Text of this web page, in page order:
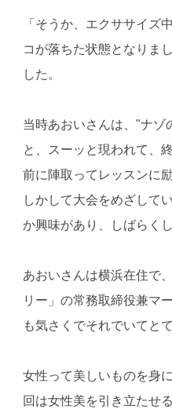
「そうか、エクササイズ
コが落ちた状態となりま
した。
当時あおいさんは、"ナゾ
と、スーッと現われて、
前に陣取ってレッスンに
しかして大会をめざして
か興味があり、しばらく
あおいさんは横浜在住で
リー」の常務取締役兼マ
も気さくでそれでいてと
女性って美しいものを身
回は女性美を引き立たせ